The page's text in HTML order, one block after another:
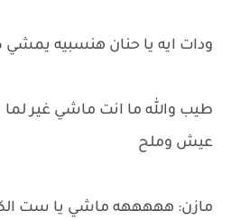
ودات ايه يا حنان هنسبيه يمشي
طيب والله ما انت ماشي غير لما
عيش وملح
مازن: هههههه ماشي يا ست